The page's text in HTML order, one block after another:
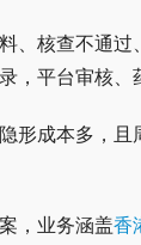
、核查不通
，平台审核、
形成本多，
，业务涵盖香